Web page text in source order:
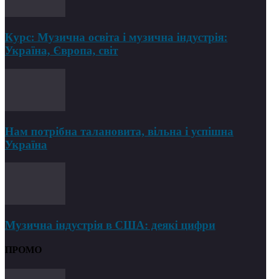
Курс: Музична освіта і музична індустрія:
Україна, Європа, світ
Нам потрібна талановита, вільна і успішна
Україна
Музична індустрія в США: деякі цифри
ПРОМО